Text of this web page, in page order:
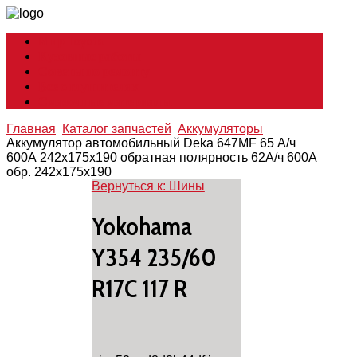
Главная Каталог запчастей Аккумуляторы
Аккумулятор автомобильный Deka 647MF 65 А/ч
600А 242х175х190 обратная полярность 62А/ч 600А
обр. 242x175x190
Вернуться к: Шины
Yokohama
Y354 235/60
R17C 117 R